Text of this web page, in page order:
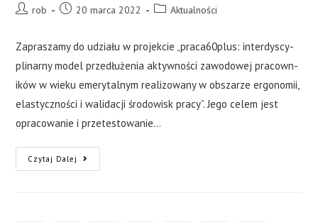
rob 20 marca 2022 Aktualności
Zapraszamy do udzi­ału w pro­jek­cie „praca60plus: inter­dyscy­
pli­narny model przedłuże­nia akty­wności zawodowej pra­cown­
ików w wieku emery­tal­nym real­i­zowany w obszarze ergonomii,
elasty­czności i wal­i­dacji środowisk pracy”. Jego celem jest
opra­cow­anie i przetestowanie…
Czytaj Dalej